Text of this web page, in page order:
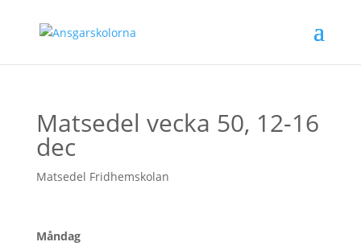
Matsedel vecka 50, 12-16
dec
Matsedel Fridhemskolan
Måndag